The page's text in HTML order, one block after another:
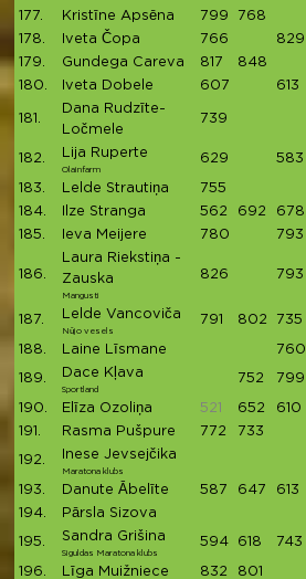
177.
Kristīne Apsēna 799 768
178.
Iveta Čopa 766 829
179.
Gundega Careva 817 848
180.
Iveta Dobele 607 613
181.
Dana Rudzīte-
Ločmele
739
182. Lija Ruperte
Olainfarm
629 583
183. Lelde Strautiņa 755
184.
Ilze Stranga 562 692 678
185.
Ieva Meijere 780 793
186.
Laura Riekstiņa -
Zauska
Mangusti
826 793
187. Lelde Vancoviča
Nūjo vesels
791 802 735
188. Laine Līsmane 760
189. Dace Kļava
Sportland
752 799
190. Elīza Ozoliņa 521 652 610
191.
Rasma Pušpure 772 733
192. Inese Jevsejčika
Maratona klubs
193. Danute Ābelīte 587 647 613
194.
Pārsla Sizova
195. Sandra Grišina
Siguldas Maratona klubs
594 618 743
196. Līga Muižniece 832 801